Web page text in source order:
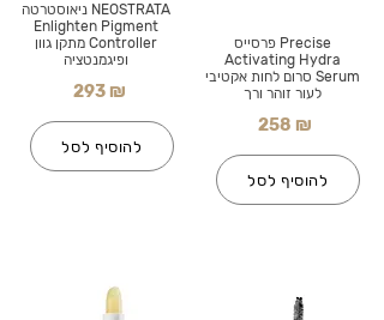
NEOSTRATA ניאוסטרטה
Enlighten Pigment
Controller מתקן גוון
ופיגמנטציה
293 ₪
להוסיף לסל
Precise פרסייס
Activating Hydra
Serum סרום לחות אקטיבי
לעור זוהר ורך
258 ₪
להוסיף לסל